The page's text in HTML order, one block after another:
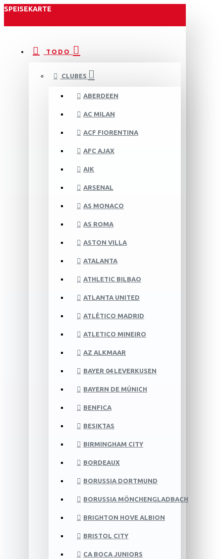
SPEISEKARTE
TODO
CLUBES
ABERDEEN
AC MILAN
ACF FIORENTINA
AFC AJAX
AIK
ARSENAL
AS MONACO
AS ROMA
ASTON VILLA
ATALANTA
ATHLETIC BILBAO
ATLANTA UNITED
ATLÉTICO MADRID
ATLETICO MINEIRO
AZ ALKMAAR
BAYER 04 LEVERKUSEN
BAYERN DE MÚNICH
BENFICA
BESIKTAS
BIRMINGHAM CITY
BORDEAUX
BORUSSIA DORTMUND
BORUSSIA MÖNCHENGLADBACH
BRIGHTON HOVE ALBION
BRISTOL CITY
CA BOCA JUNIORS